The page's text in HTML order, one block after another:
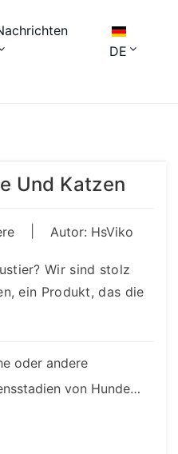
DE
Und Katzen
Autor: HsViko
Wir sind stolz
ein Produkt, das die
oder andere
Anwendbare Stadien: alle Lebensstadien von Hunden und Katzen